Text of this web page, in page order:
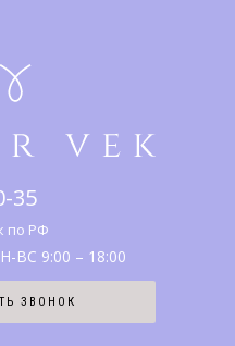
35
по РФ
ВС 9:00 – 18:00
ЗВОНОК